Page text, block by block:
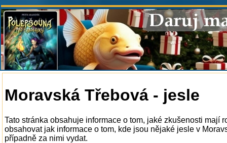
Moravská Třebová - jesle
Tato stránka obsahuje informace o tom, jaké zkušenosti mají
obsahovat jak informace o tom, kde jsou nějaké jesle v
případně za nimi vydat.